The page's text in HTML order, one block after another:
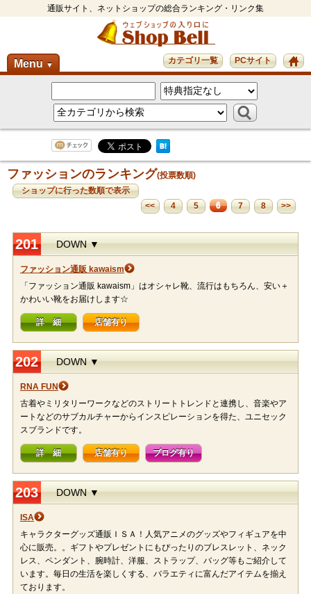
通販サイト、ネットショップの総合ランキング・リンク集
Menu ▼ PCサイト
カテゴリ一覧
ファッションのランキング(投票数順)
ショップに行った数順で表示
<<
4 5 6 7 8 >>
201 DOWN ▼
ファッション通販 kawaism
「ファッション通販 kawaism」はオシャレ靴、流行はもちろん、安い＋
かわいい靴をお届けします☆
詳 細 店舗有り
202 DOWN ▼
RNA FUN
古着やミリタリーワークなどのストリートトレンドと連携し、音楽やア
ートなどのサブカルチャーからインスピレーションを得た、ユニセック
スブランドです。
詳 細 店舗有り ブログ有り
203 DOWN ▼
ISA
キャラクターグッズ通販ＩＳＡ！人気アニメのグッズやフィギュアを中
心に販売。。ギフトやプレゼントにもぴったりのブレスレット、ネック
レス、ペンダント、腕時計、洋服、ストラップ、バッグ等もご紹介して
います。毎日の生活を楽しくする、バラエティに富んだアイテムを揃え
ております。